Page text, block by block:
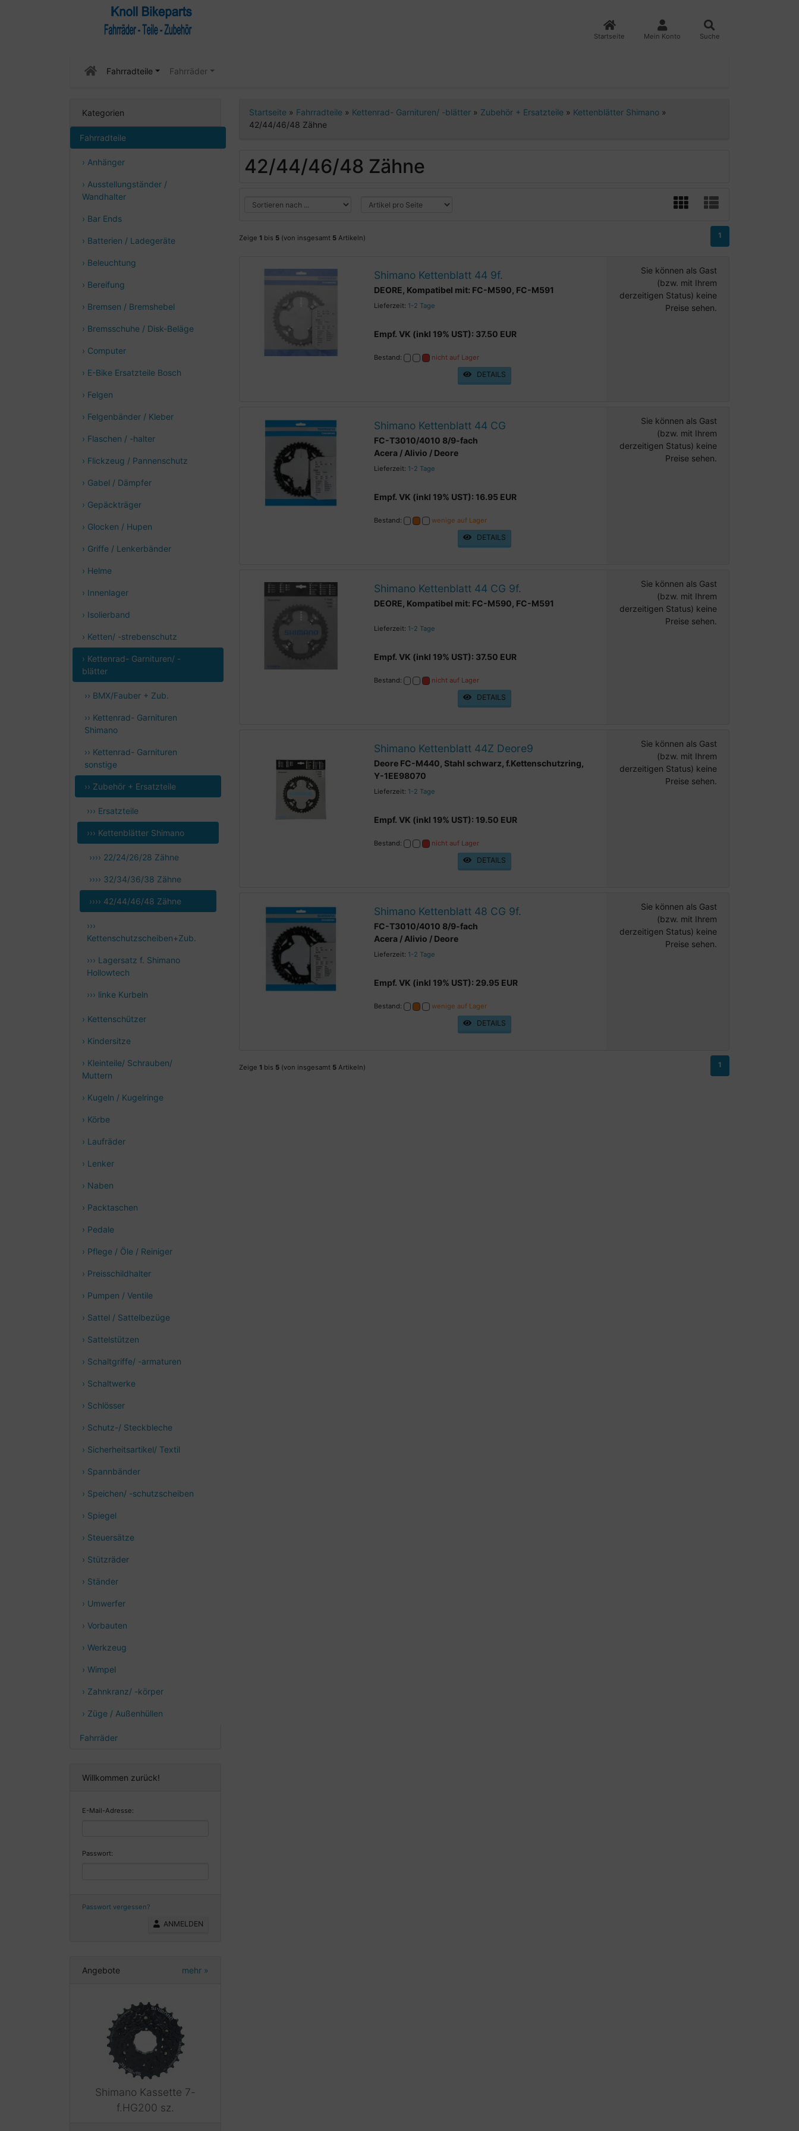
Startseite Mein Konto Suche
Fahrradteile Fahrräder
Kategorien
Fahrradteile
› Anhänger
› Ausstellungständer /
Wandhalter
› Bar Ends
› Batterien / Ladegeräte
› Beleuchtung
› Bereifung
› Bremsen / Bremshebel
› Bremsschuhe / Disk-Beläge
› Computer
› E-Bike Ersatzteile Bosch
› Felgen
› Felgenbänder / Kleber
› Flaschen / -halter
› Flickzeug / Pannenschutz
› Gabel / Dämpfer
› Gepäckträger
› Glocken / Hupen
› Griffe / Lenkerbänder
› Helme
› Innenlager
› Isolierband
› Ketten/ -strebenschutz
› Kettenrad- Garnituren/ -
blätter
›› BMX/Fauber + Zub.
›› Kettenrad- Garnituren
Shimano
›› Kettenrad- Garnituren
sonstige
›› Zubehör + Ersatzteile
››› Ersatzteile
››› Kettenblätter Shimano
›››› 22/24/26/28 Zähne
›››› 32/34/36/38 Zähne
›››› 42/44/46/48 Zähne
›››
Kettenschutzscheiben+Zub.
››› Lagersatz f. Shimano
Hollowtech
››› linke Kurbeln
› Kettenschützer
› Kindersitze
› Kleinteile/ Schrauben/
Muttern
› Kugeln / Kugelringe
› Körbe
› Laufräder
› Lenker
› Naben
› Packtaschen
› Pedale
› Pflege / Öle / Reiniger
› Preisschildhalter
› Pumpen / Ventile
› Sattel / Sattelbezüge
› Sattelstützen
› Schaltgriffe/ -armaturen
› Schaltwerke
› Schlösser
› Schutz-/ Steckbleche
› Sicherheitsartikel/ Textil
› Spannbänder
› Speichen/ -schutzscheiben
› Spiegel
› Steuersätze
› Stützräder
› Ständer
› Umwerfer
› Vorbauten
› Werkzeug
› Wimpel
› Zahnkranz/ -körper
› Züge / Außenhüllen
Fahrräder
Willkommen zurück!
E-Mail-Adresse:
Passwort:
Passwort vergessen?
ANMELDEN
Angebote mehr »
Shimano Kassette 7-
f.HG200 sz.
Startseite » Fahrradteile » Kettenrad- Garnituren/ -blätter » Zubehör + Ersatzteile » Kettenblätter Shimano »
42/44/46/48 Zähne
42/44/46/48 Zähne
Zeige 1 bis 5 (von insgesamt 5 Artikeln) 1
Shimano Kettenblatt 44 9f.
DEORE, Kompatibel mit: FC-M590, FC-M591
Lieferzeit: 1-2 Tage
Empf. VK (inkl 19% UST): 37.50 EUR
Bestand: nicht auf Lager
DETAILS
Sie können als Gast
(bzw. mit Ihrem
derzeitigen Status) keine
Preise sehen.
Shimano Kettenblatt 44 CG
FC-T3010/4010 8/9-fach
Acera / Alivio / Deore
Lieferzeit: 1-2 Tage
Empf. VK (inkl 19% UST): 16.95 EUR
Bestand: wenige auf Lager
DETAILS
Sie können als Gast
(bzw. mit Ihrem
derzeitigen Status) keine
Preise sehen.
Shimano Kettenblatt 44 CG 9f.
DEORE, Kompatibel mit: FC-M590, FC-M591
Lieferzeit: 1-2 Tage
Empf. VK (inkl 19% UST): 37.50 EUR
Bestand: nicht auf Lager
DETAILS
Sie können als Gast
(bzw. mit Ihrem
derzeitigen Status) keine
Preise sehen.
Shimano Kettenblatt 44Z Deore9
Deore FC-M440, Stahl schwarz, f.Kettenschutzring,
Y-1EE98070
Lieferzeit: 1-2 Tage
Empf. VK (inkl 19% UST): 19.50 EUR
Bestand: nicht auf Lager
DETAILS
Sie können als Gast
(bzw. mit Ihrem
derzeitigen Status) keine
Preise sehen.
Shimano Kettenblatt 48 CG 9f.
FC-T3010/4010 8/9-fach
Acera / Alivio / Deore
Lieferzeit: 1-2 Tage
Empf. VK (inkl 19% UST): 29.95 EUR
Bestand: wenige auf Lager
DETAILS
Sie können als Gast
(bzw. mit Ihrem
derzeitigen Status) keine
Preise sehen.
Zeige 1 bis 5 (von insgesamt 5 Artikeln) 1